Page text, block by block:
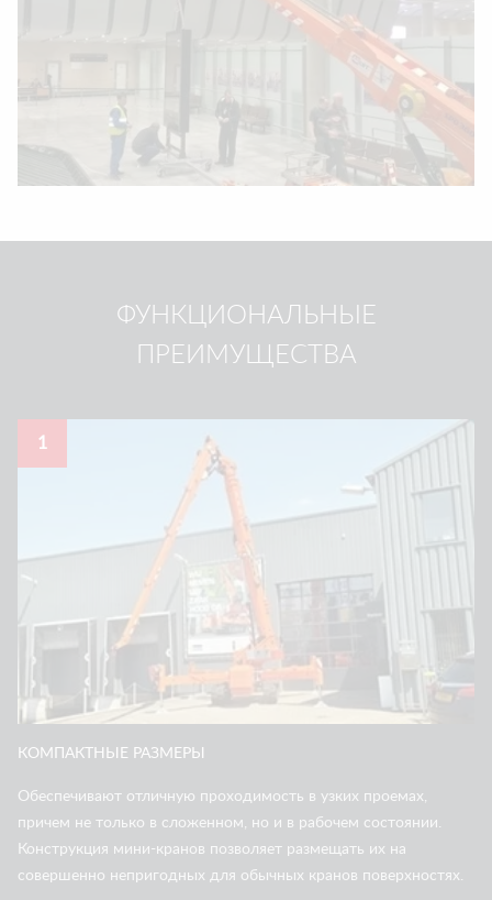
ФУНКЦИОНАЛЬНЫЕ
ПРЕИМУЩЕСТВА
1
КОМПАКТНЫЕ РАЗМЕРЫ
Обеспечивают отличную проходимость в узких проемах,
причем не только в сложенном, но и в рабочем состоянии.
Конструкция мини-кранов позволяет размещать их на
совершенно непригодных для обычных кранов поверхностях.